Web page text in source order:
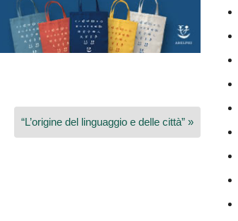
“L’origine del linguaggio e delle città” »